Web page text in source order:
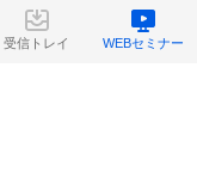
受信トレイ WEBセミナー
受信トレイ WEBセミナー